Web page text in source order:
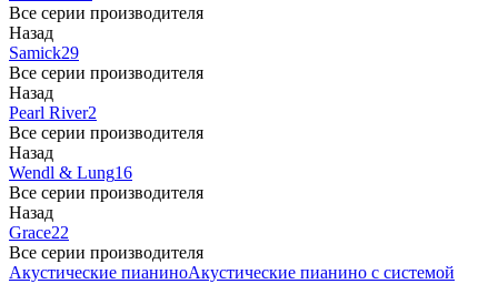
Все серии производителя
Назад
Samick29
Все серии производителя
Назад
Pearl River2
Все серии производителя
Назад
Wendl & Lung16
Все серии производителя
Назад
Grace22
Все серии производителя
Акустические пианиноАкустические пианино с системой